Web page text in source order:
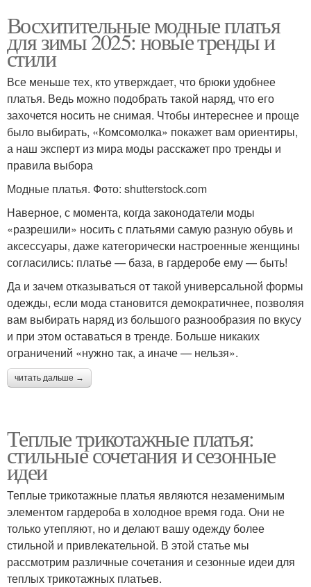
Восхитительные модные платья
для зимы 2025: новые тренды и
стили
Все меньше тех, кто утверждает, что брюки удобнее
платья. Ведь можно подобрать такой наряд, что его
захочется носить не снимая. Чтобы интереснее и проще
было выбирать, «Комсомолка» покажет вам ориентиры,
а наш эксперт из мира моды расскажет про тренды и
правила выбора
Модные платья. Фото: shutterstock.com
Наверное, с момента, когда законодатели моды
«разрешили» носить с платьями самую разную обувь и
аксессуары, даже категорически настроенные женщины
согласились: платье — база, в гардеробе ему — быть!
Да и зачем отказываться от такой универсальной формы
одежды, если мода становится демократичнее, позволяя
вам выбирать наряд из большого разнообразия по вкусу
и при этом оставаться в тренде. Больше никаких
ограничений «нужно так, а иначе — нельзя».
читать дальше →
Теплые трикотажные платья:
стильные сочетания и сезонные
идеи
Теплые трикотажные платья являются незаменимым
элементом гардероба в холодное время года. Они не
только утепляют, но и делают вашу одежду более
стильной и привлекательной. В этой статье мы
рассмотрим различные сочетания и сезонные идеи для
теплых трикотажных платьев.